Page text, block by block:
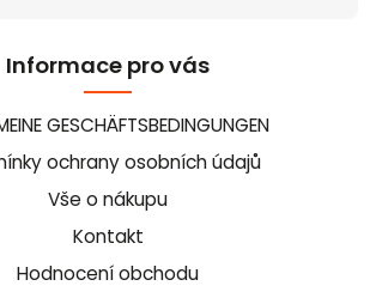
Informace pro vás
GESCHÄFTSBEDINGUNGEN
ochrany osobních údajů
Vše o nákupu
Kontakt
Hodnocení obchodu